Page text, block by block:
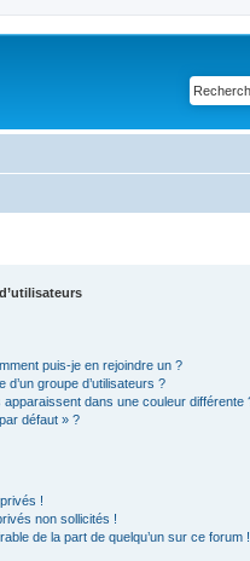
puis-je en rejoindre un ?
groupe d’utilisateurs ?
apparaissent dans une couleur différente
défaut » ?
!
non sollicités !
de la part de quelqu’un sur ce forum !